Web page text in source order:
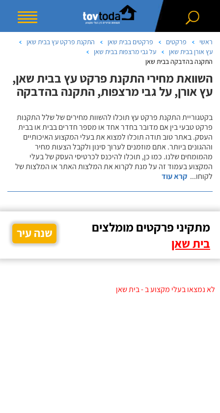
ראשי פרקטים פרקטים בבית שאן
התקנת פרקט עץ בבית שאן
עץ אורן בבית שאן
על גבי מרצפות בבית שאן
התקנה בהדבקה בבית שאן
השוואת מחירי התקנת פרקט עץ בבית שאן,
עץ אורן, על גבי מרצפות, התקנה בהדבקה
בקטגוריית התקנת פרקט עץ תוכלו להשוות מחירים של שלל התקנות
פרקט טבעי בין אם מדובר בחדר אחד או מספר חדרים בבית או בבית
העסק. באתר טוב תודה תוכלו למצוא את בעלי המקצוע האיכותיים
וההגונים ביותר. אתם מוזמנים לערוך סינון ולקבל הצעות מחיר
מהמומחים שלנו. כמו כן, תוכלו להיכנס לכרטיסי העסק של בעלי
המקצוע בעמוד זה על מנת לקרוא את המלצות האתר או המלצות של
לקוחו... קרא עוד
מתקיני פרקטים מומלצים
בית שאן
שנה עיר
לא נמצאו בעלי מקצוע ב - בית שאן